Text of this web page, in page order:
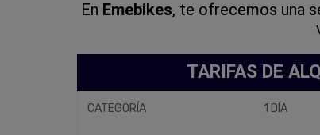
En Emebikes, te ofrecemos una
TARIFAS DE
CATEGORÍA 1 DÍA